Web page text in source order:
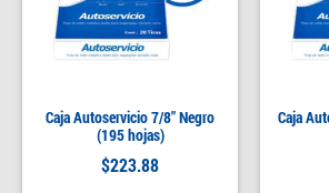
Caja Autoservicio 7/8″ Negro
(195 hojas)
$223.88
Caja